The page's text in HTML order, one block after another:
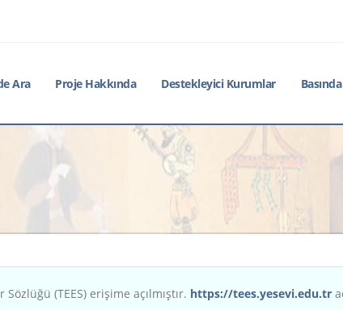
Ara Proje Hakkında Destekleyici Kurumlar
(TEES) erişime açılmıştır. https://tees.yesevi.edu.tr